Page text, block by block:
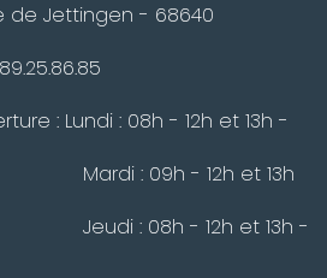
de Jettingen - 68640
: Lundi : 08h - 12h et 13h -
- 12h et 13h
- 12h et 13h -